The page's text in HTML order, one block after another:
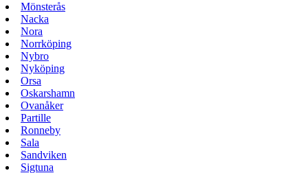
Mönsterås
Nacka
Nora
Norrköping
Nybro
Nyköping
Orsa
Oskarshamn
Ovanåker
Partille
Ronneby
Sala
Sandviken
Sigtuna